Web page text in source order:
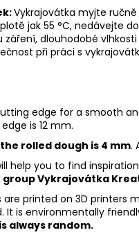
Vykrajovátka myjte
jak 55 °C, nedávejte
dlouhodobé vlhkosti
při práci s
edge for a smooth
is 12 mm.
rolled dough is 4 mm.
help you to find
group Vykrajovátka
printed on 3D printers
is environmentally
always random.